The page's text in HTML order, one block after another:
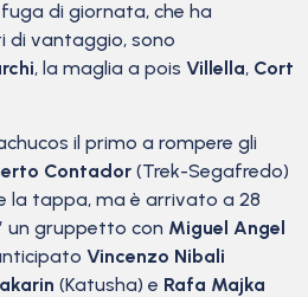
di giornata, che ha
di vantaggio, sono
, la maglia a pois Villella, Cort
il primo a rompere gli
Contador (Trek-Segafredo)
la tappa, ma è arrivato a 28
un gruppetto con Miguel Angel
Vincenzo Nibali
(Katusha) e Rafa Majka